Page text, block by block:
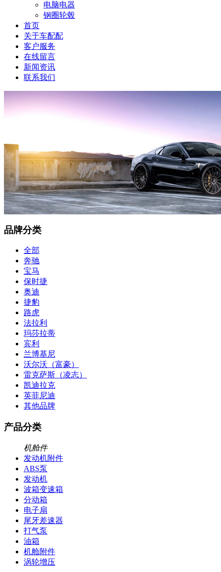
电脑电器
钢圈轮毂
首页
关于车配配
客户服务
在线留言
新闻资讯
联系我们
品牌分类
全部
奔驰
宝马
保时捷
奥迪
捷豹
路虎
法拉利
玛莎拉蒂
宾利
兰博基尼
沃尔沃（富豪）
雷克萨斯（凌志）
凯迪拉克
英菲尼迪
其他品牌
产品分类
机舱件
发动机附件
ABS泵
发动机
波箱变速箱
分动箱
电子扇
尾牙差速器
打气泵
油箱
机舱附件
涡轮增压